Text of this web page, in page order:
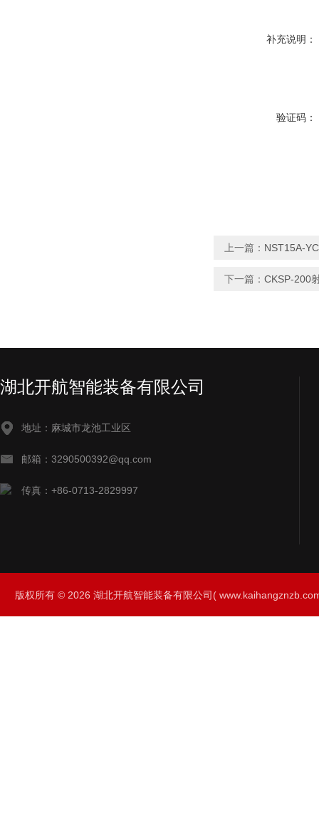
补充说明：
验证码：
上一篇： NST15A-
下一篇： CKSP-200
湖北开航智能装备有限公司
地址：麻城市龙池工业区
邮箱：3290500392@qq.com
传真：+86-0713-2829997
版权所有 © 2026 湖北开航智能装备有限公司(